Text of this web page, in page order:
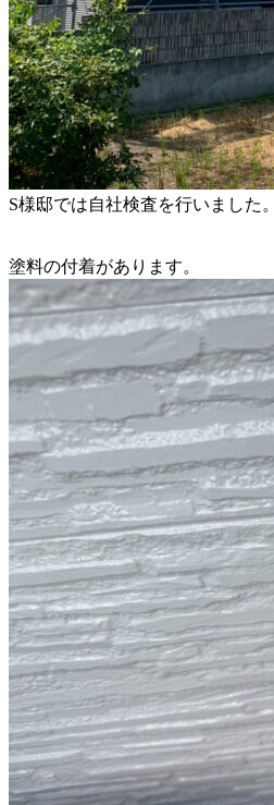
S様邸では自社検査を行いました。
塗料の付着があります。